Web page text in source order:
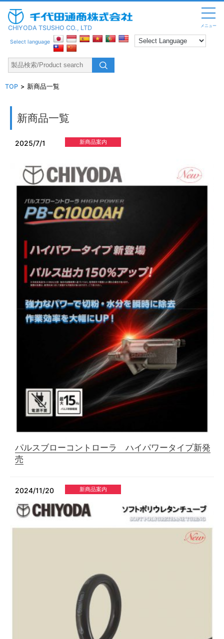
メニュー
CHIYODA TSUSHO CO., LTD
Select language
TOP 新商品一覧
新商品一覧
2025/7/1 新商品案内
パルスブローコントローラ ハイパワータイプ新発
売
2024/11/20 新商品案内